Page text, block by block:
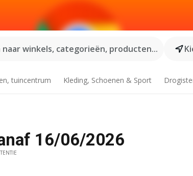
naar winkels, categorieën, producten...
tuincentrum Kleding, Schoenen & Sport
16/06/2026